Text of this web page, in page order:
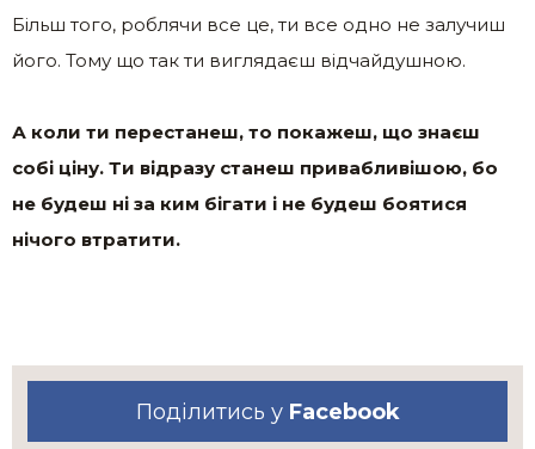
Більш того, роблячи все це, ти все одно не залучиш
його. Тому що так ти виглядаєш відчайдушною.
А коли ти перестанеш, то покажеш, що знаєш
собі ціну. Ти відразу станеш привабливішою, бо
не будеш ні за ким бігати і не будеш боятися
нічого втратити.
Поділитись у Facebook